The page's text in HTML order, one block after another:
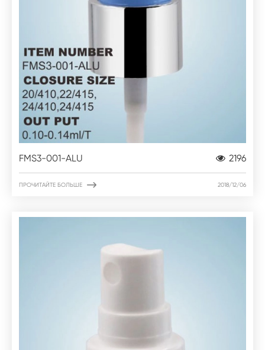
FMS3-001-ALU 2196
ПРОЧИТАЙТЕ БОЛЬШЕ  2018/12/06